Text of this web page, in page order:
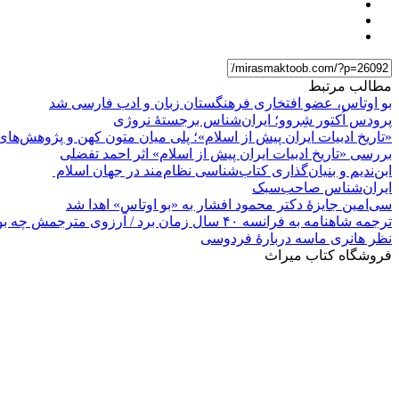
مطالب مرتبط
بو اوتاس، عضو افتخاری فرهنگستان زبان و ادب فارسی شد
پرودس اُکتور شِروو؛ ایران‌شناس برجستۀ نروژی
«تاریخ ادبیات ایران پیش از اسلام»؛ پلی میان متون کهن و
بررسی «تاریخ ادبیات ایران پیش از اسلام» اثر احمد تفضلی
ابن‌ندیم و بنیان‌گذاری کتاب‌شناسی نظام‌مند در جهان اسلام
ایران‌شناس صاحب‌سبک
سی‌امین جایزۀ دکتر محمود افشار به «بو اوتاس» اهدا شد
ترجمه شاهنامه به فرانسه ۴۰ سال زمان برد / آرزوی مترجمش چه بود؟
نظر هانری ماسه دربارۀ فردوسی
فروشگاه کتاب میراث